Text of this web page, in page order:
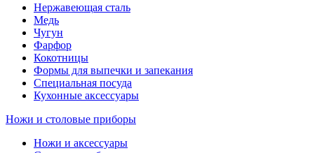
Нержавеющая сталь
Медь
Чугун
Фарфор
Кокотницы
Формы для выпечки и запекания
Специальная посуда
Кухонные аксессуары
Ножи и столовые приборы
Ножи и аксессуары